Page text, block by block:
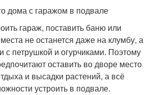
дома с гаражом в подвале
гараж, поставить баню или
не останется даже на клумбу, а
с петрушкой и огурчиками. Поэтому
оставить во дворе место
и высадки растений, а всё
устроить в подвале.